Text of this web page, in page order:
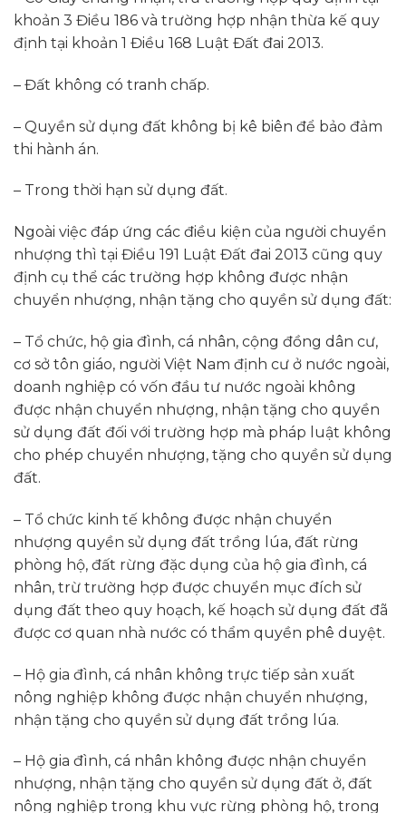
khoản 3 Điều 186 và trường hợp nhận thừa kế quy
định tại khoản 1 Điều 168 Luật Đất đai 2013.
– Đất không có tranh chấp.
– Quyền sử dụng đất không bị kê biên để bảo đảm
thi hành án.
– Trong thời hạn sử dụng đất.
Ngoài việc đáp ứng các điều kiện của người chuyển
nhượng thì tại Điều 191 Luật Đất đai 2013 cũng quy
định cụ thể các trường hợp không được nhận
chuyển nhượng, nhận tặng cho quyền sử dụng đất:
– Tổ chức, hộ gia đình, cá nhân, cộng đồng dân cư,
cơ sở tôn giáo, người Việt Nam định cư ở nước ngoài,
doanh nghiệp có vốn đầu tư nước ngoài không
được nhận chuyển nhượng, nhận tặng cho quyền
sử dụng đất đối với trường hợp mà pháp luật không
cho phép chuyển nhượng, tặng cho quyền sử dụng
đất.
– Tổ chức kinh tế không được nhận chuyển
nhượng quyền sử dụng đất trồng lúa, đất rừng
phòng hộ, đất rừng đặc dụng của hộ gia đình, cá
nhân, trừ trường hợp được chuyển mục đích sử
dụng đất theo quy hoạch, kế hoạch sử dụng đất đã
được cơ quan nhà nước có thẩm quyền phê duyệt.
– Hộ gia đình, cá nhân không trực tiếp sản xuất
nông nghiệp không được nhận chuyển nhượng,
nhận tặng cho quyền sử dụng đất trồng lúa.
– Hộ gia đình, cá nhân không được nhận chuyển
nhượng, nhận tặng cho quyền sử dụng đất ở, đất
nông nghiệp trong khu vực rừng phòng hộ, trong